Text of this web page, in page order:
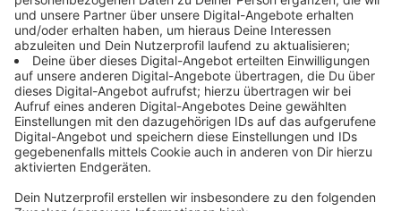
Patchwork, Regenbogenfamilie oder Paar ohne Kinder,
heißt es von den Organisatoren. Außerdem wird jeder
Gastfamilie eine Ansprechperson vor Ort zur
Verfügung gestellt. Alle Infos zur Bewerbung und zum
Ablauffindet ihr hier
Anzeige
Mehr Nachrichten aus Leverkusen